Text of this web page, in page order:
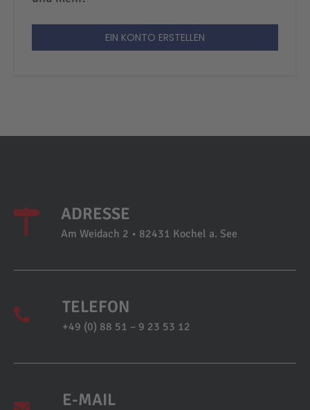
EIN KONTO ERSTELLEN
ADRESSE
Am Weidach 2 • 82431 Kochel a. See
TELEFON
+49 (0) 88 51 – 9 23 53 12
E-MAIL